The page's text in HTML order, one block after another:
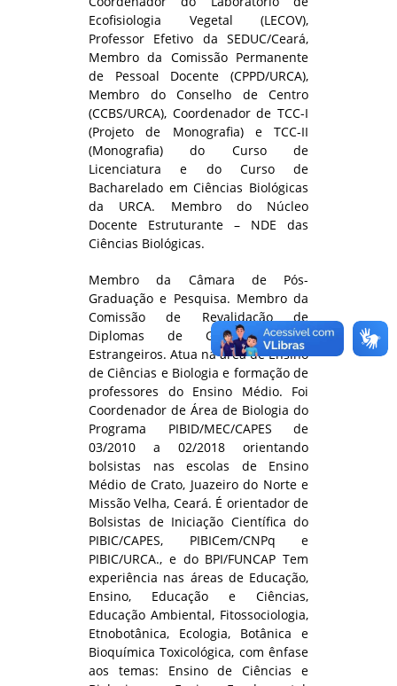
Ecofisiologia Vegetal (LECOV),
Professor Efetivo da SEDUC/Ceará,
Membro da Comissão Permanente
de Pessoal Docente (CPPD/URCA),
Membro do Conselho de Centro
(CCBS/URCA), Coordenador de TCC-I
(Projeto de Monografia) e TCC-II
(Monografia) do Curso de
Licenciatura e do Curso de
Bacharelado em Ciências Biológicas
da URCA. Membro do Núcleo
Docente Estruturante – NDE das
Ciências Biológicas.
Membro da Câmara de Pós-
Graduação e Pesquisa. Membro da
Comissão de Revalidação de
Diplomas de Graduação de
Estrangeiros. Atua na área de Ensino
de Ciências e Biologia e formação de
professores do Ensino Médio. Foi
Coordenador de Área de Biologia do
Programa PIBID/MEC/CAPES de
03/2010 a 02/2018 orientando
bolsistas nas escolas de Ensino
Médio de Crato, Juazeiro do Norte e
Missão Velha, Ceará. É orientador de
Bolsistas de Iniciação Científica do
PIBIC/CAPES, PIBICem/CNPq e
PIBIC/URCA., e do BPI/FUNCAP Tem
experiência nas áreas de Educação,
Ensino, Educação e Ciências,
Educação Ambiental, Fitossociologia,
Etnobotânica, Ecologia, Botânica e
Bioquímica Toxicológica, com ênfase
aos temas: Ensino de Ciências e